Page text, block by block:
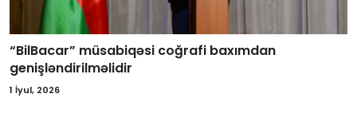
“BilBacar” müsabiqəsi coğrafi baxımdan
genişləndirilməlidir
1 İyul, 2026